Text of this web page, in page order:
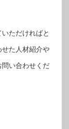
ただければと
た人材紹介や
問い合わせくだ